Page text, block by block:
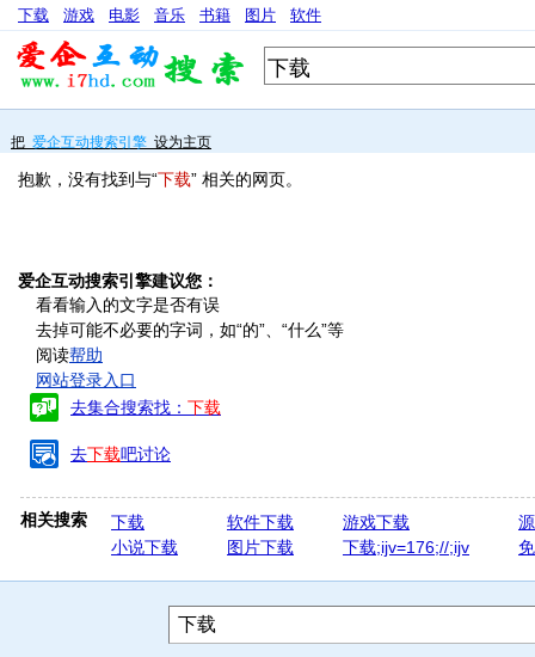
下载 游戏 电影 音乐 书籍 图片 软件
把 爱企互动搜索引擎 设为主页
抱歉，没有找到与“下载” 相关的网页。
爱企互动搜索引擎建议您：
看看输入的文字是否有误
去掉可能不必要的字词，如“的”、“什么”等
阅读帮助
网站登录入口
去集合搜索找： 下载
去下载吧讨论
相关搜索 下载 软件下载 游戏下载
小说下载
图片下载 下载;ijv=176;//;ijv